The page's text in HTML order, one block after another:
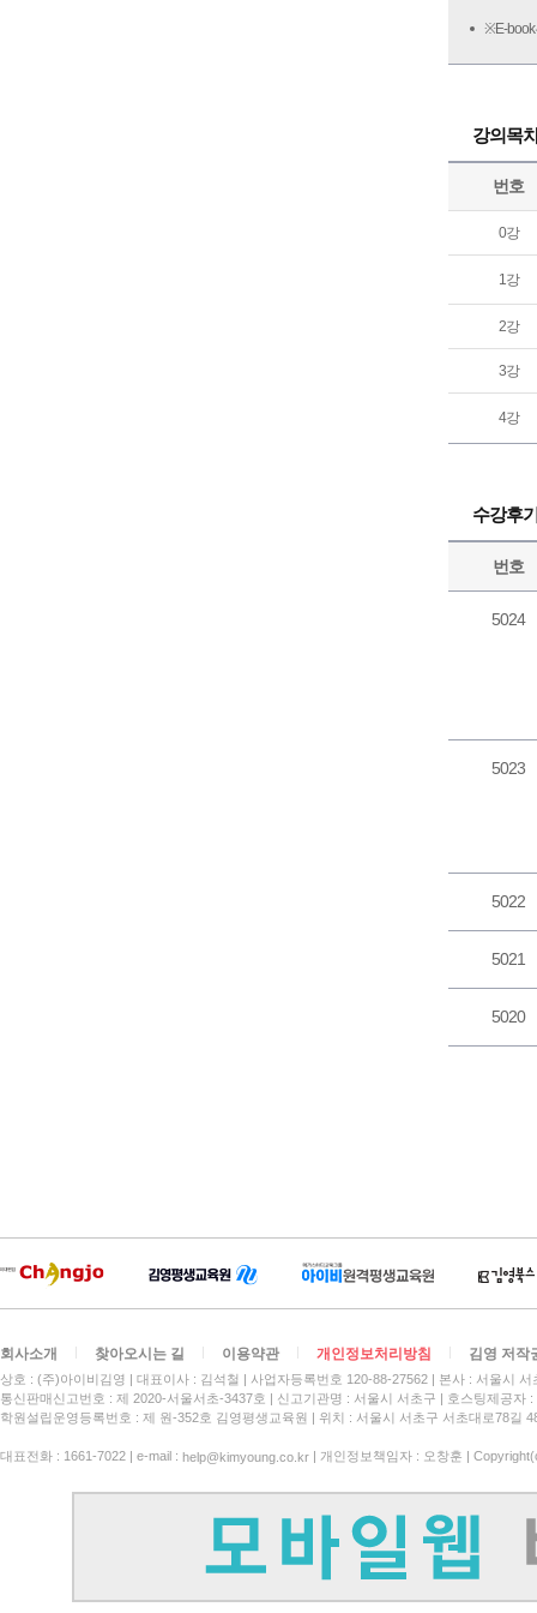
※E-book
강의목
번호
0강
1강
2강
3강
4강
수강후
번호
5024
5023
5022
5021
5020
회사소개 찾아오시는 길 이용약관 개인정보처리방침 김영 저작
상호 : (주)아이비김영 대표이사 : 김석철 사업자등록번호 120-88-27562
본사 : 서울시
통신판매신고번호 : 제 2020-서울서초-3437호
신고기관명 : 서울시 서초구
호스팅제공자
학원설립운영등록번호 : 제 원-352호 김영평생교육원 | 위치 : 서울시 서초구 서초대로78길
대표전화 : 1661-7022 | e-mail : help@kimyoung.co.kr | 개인정보책임자 : 오창훈 |